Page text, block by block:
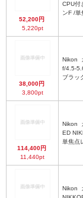
52,200円
5,220pt
CPU付
ンF /単
38,000円
3,800pt
Nikon
f/4.5-
ブラッ
114,400円
11,440pt
Nikon
ED
単焦点
Nikon